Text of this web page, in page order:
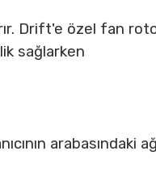
Drift'e özel fan
sağlarken
arabasındaki